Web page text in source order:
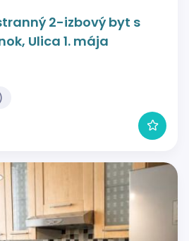
2-izbový byt s
Ulica 1. mája